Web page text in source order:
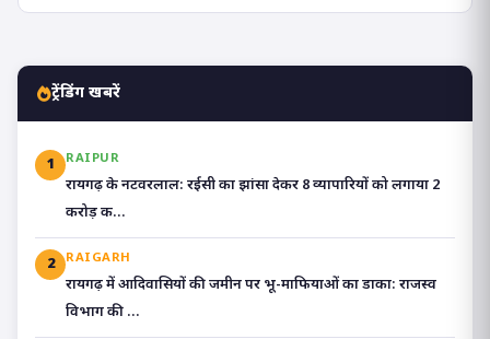
ट्रेंडिंग खबरें
1 RAIPUR
रायगढ़ के नटवरलाल: रईसी का झांसा देकर 8 व्यापारियों को लगाया 2
करोड़ क...
2 RAIGARH
रायगढ़ में आदिवासियों की जमीन पर भू-माफियाओं का डाका: राजस्व
विभाग की ...